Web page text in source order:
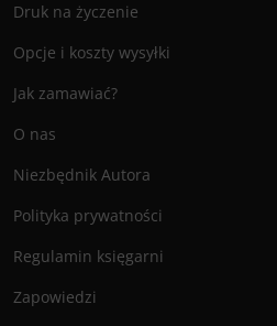
Druk na życzenie
Opcje i koszty wysyłki
Jak zamawiać?
O nas
Niezbędnik Autora
Polityka prywatności
Regulamin księgarni
Zapowiedzi